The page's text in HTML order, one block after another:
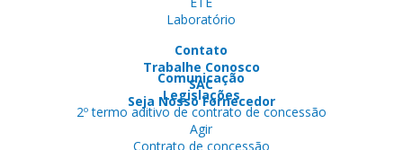
Laboratório
Contato
Trabalhe Conosco
SAC
Seja Nosso Fornecedor
Comunicação
Legislações
2º termo aditivo de contrato de concessão
Agir
Contrato de concessão